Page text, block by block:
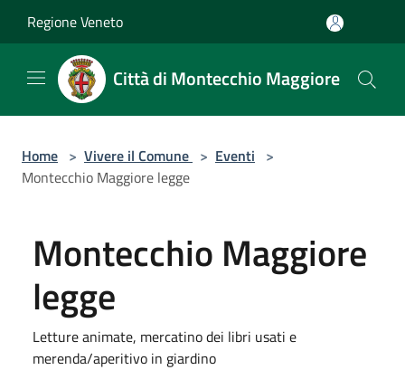
Regione Veneto
Città di Montecchio Maggiore
Home > Vivere il Comune > Eventi >
Montecchio Maggiore legge
Montecchio Maggiore
legge
Letture animate, mercatino dei libri usati e
merenda/aperitivo in giardino